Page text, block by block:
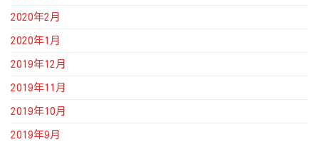
2020年2月
2020年1月
2019年12月
2019年11月
2019年10月
2019年9月